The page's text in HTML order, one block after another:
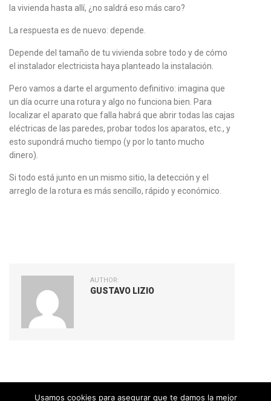
la vivienda hasta allí, ¿no saldrá eso más caro?
La respuesta es de nuevo: depende.
Depende del tamaño de tu vivienda sobre todo y de cómo
el instalador electricista haya planteado la instalación.
Pero vamos a darte el argumento definitivo: imagina que
un día ocurre una rotura y algo no funciona bien. Para
localizar el aparato que falla habrá que abrir todas las cajas
eléctricas de las paredes, probar todos los aparatos, etc., y
esto supondrá mucho tiempo (y por lo tanto mucho
dinero).
Si todo está junto en un mismo sitio, la detección y el
arreglo de la rotura es más sencillo, rápido y económico.
AUTHOR:
GUSTAVO LIZIO
Usamos cookies para asegurar que te damos la mejor